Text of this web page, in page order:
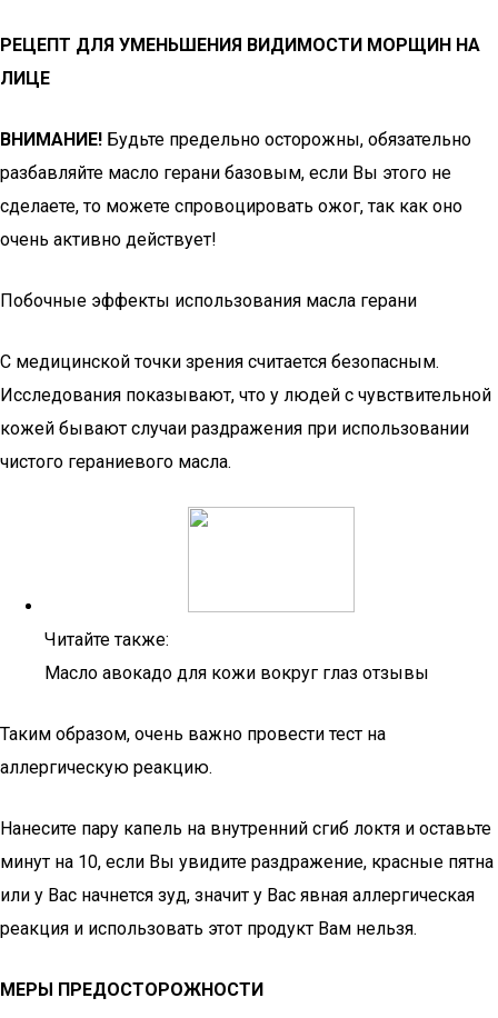
РЕЦЕПТ ДЛЯ УМЕНЬШЕНИЯ ВИДИМОСТИ МОРЩИН НА
ЛИЦЕ
ВНИМАНИЕ! Будьте предельно осторожны, обязательно
разбавляйте масло герани базовым, если Вы этого не
сделаете, то можете спровоцировать ожог, так как оно
очень активно действует!
Побочные эффекты использования масла герани
С медицинской точки зрения считается безопасным.
Исследования показывают, что у людей с чувствительной
кожей бывают случаи раздражения при использовании
чистого гераниевого масла.
Читайте также:
Масло авокадо для кожи вокруг глаз отзывы
Таким образом, очень важно провести тест на
аллергическую реакцию.
Нанесите пару капель на внутренний сгиб локтя и оставьте
минут на 10, если Вы увидите раздражение, красные пятна
или у Вас начнется зуд, значит у Вас явная аллергическая
реакция и использовать этот продукт Вам нельзя.
МЕРЫ ПРЕДОСТОРОЖНОСТИ